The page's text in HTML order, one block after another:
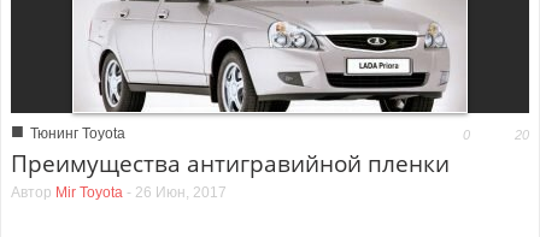
■ Тюнинг Toyota 0 20
Преимущества антигравийной пленки
Автор Mir Toyota - 26 Июн, 2017